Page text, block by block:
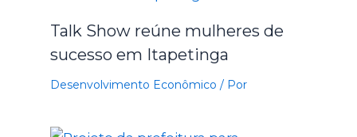
Talk Show reúne mulheres de
sucesso em Itapetinga
Desenvolvimento Econômico / Por